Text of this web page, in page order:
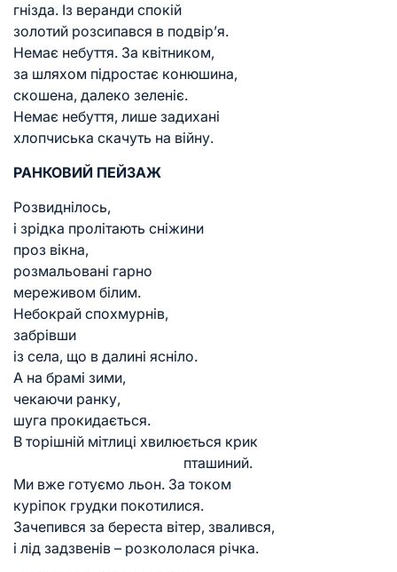
гнізда. Із веранди спокій
золотий розсипався в подвір’я.
Немає небуття. За квітником,
за шляхом підростає конюшина,
скошена, далеко зеленіє.
Немає небуття, лише задихані
хлопчиська скачуть на війну.
РАНКОВИЙ ПЕЙЗАЖ
Розвиднілось,
і зрідка пролітають сніжини
проз вікна,
розмальовані гарно
мереживом білим.
Небокрай спохмурнів,
забрівши
із села, що в далині ясніло.
А на брамі зими,
чекаючи ранку,
шуга прокидається.
В торішній мітлиці хвилюється крик
пташиний.
Ми вже готуємо льон. За током
куріпок грудки покотилися.
Зачепився за береста вітер, звалився,
і лід задзвенів – розкололася річка.